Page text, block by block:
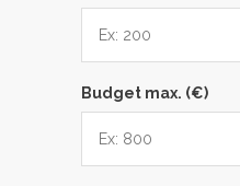
Budget max. (€)